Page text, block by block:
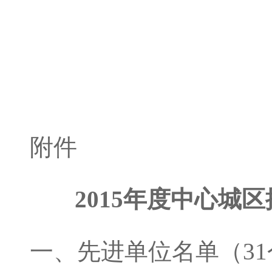
附件
2015年度中心城
一、先进单位名单（